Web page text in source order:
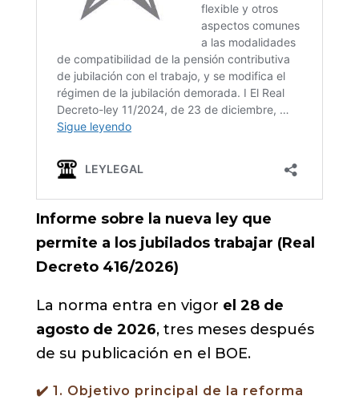
Informe sobre la nueva ley que
permite a los jubilados trabajar (Real
Decreto 416/2026)
La norma entra en vigor el 28 de
agosto de 2026, tres meses después
de su publicación en el BOE.
✔️ 1. Objetivo principal de la reforma